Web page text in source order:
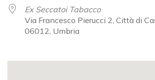
Ex Seccatoi Tabacco
Via Francesco Pierucci 2, Città di
06012, Umbria